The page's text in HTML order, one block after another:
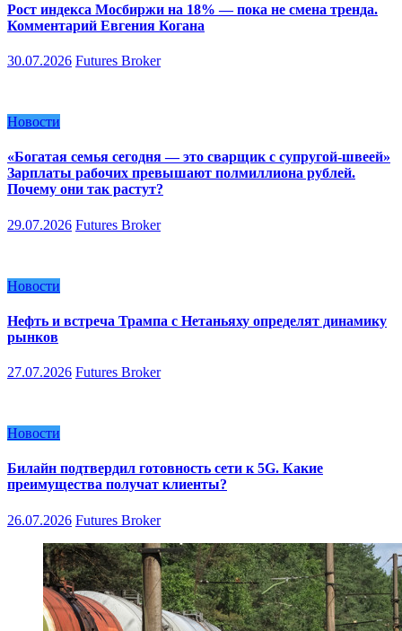
Рост индекса Мосбиржи на 18% — пока не смена тренда.
Комментарий Евгения Когана
30.07.2026 Futures Broker
Новости
«Богатая семья сегодня — это сварщик с супругой-швеей»
Зарплаты рабочих превышают полмиллиона рублей.
Почему они так растут?
29.07.2026 Futures Broker
Новости
Нефть и встреча Трампа с Нетаньяху определят динамику
рынков
27.07.2026 Futures Broker
Новости
Билайн подтвердил готовность сети к 5G. Какие
преимущества получат клиенты?
26.07.2026 Futures Broker